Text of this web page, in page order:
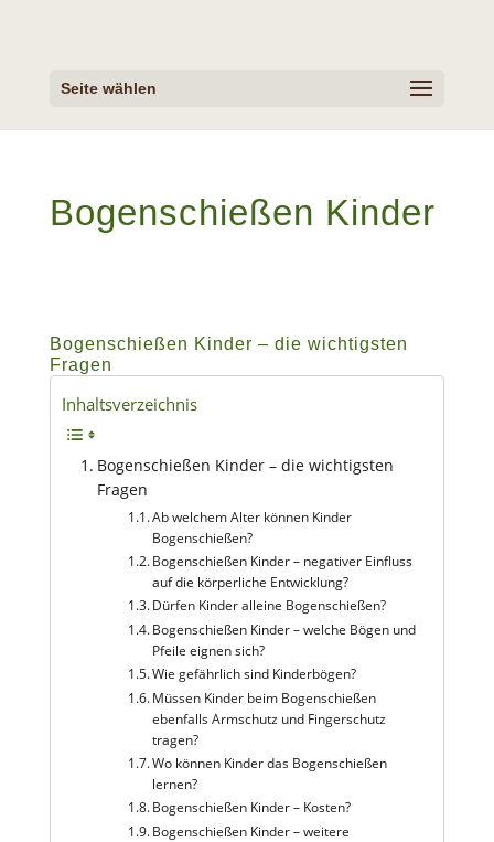
Seite wählen
Bogenschießen Kinder
Bogenschießen Kinder – die wichtigsten
Fragen
Inhaltsverzeichnis
Bogenschießen Kinder – die wichtigsten
Fragen
Ab welchem Alter können Kinder
Bogenschießen?
Bogenschießen Kinder – negativer Einfluss
auf die körperliche Entwicklung?
Dürfen Kinder alleine Bogenschießen?
Bogenschießen Kinder – welche Bögen und
Pfeile eignen sich?
Wie gefährlich sind Kinderbögen?
Müssen Kinder beim Bogenschießen
ebenfalls Armschutz und Fingerschutz
tragen?
Wo können Kinder das Bogenschießen
lernen?
Bogenschießen Kinder – Kosten?
Bogenschießen Kinder – weitere